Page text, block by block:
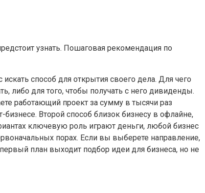
узнать. Пошаговая рекомендация по
способ для открытия своего дела. Для чего
либо для того, чтобы получать с него дивиденды.
работающий проект за сумму в тысячи раз
Второй способ близок бизнесу в офлайне,
ключевую роль играют деньги, любой бизнес
порах. Если вы выберете направление,
план выходит подбор идеи для бизнеса, но не